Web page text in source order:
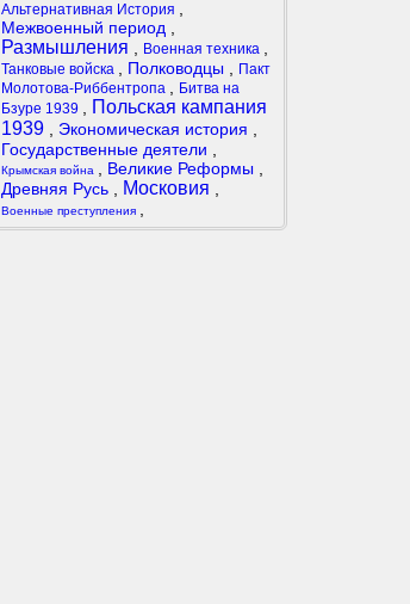
Альтернативная История
Межвоенный период
Размышления Военная техника
Танковые войска Полководцы
Пакт
Молотова-Риббентропа
Битва на
Бзуре 1939
Польская кампания
1939
Экономическая история
Государственные деятели
Крымская война Великие Реформы
Древняя Русь
Московия
Военные преступления